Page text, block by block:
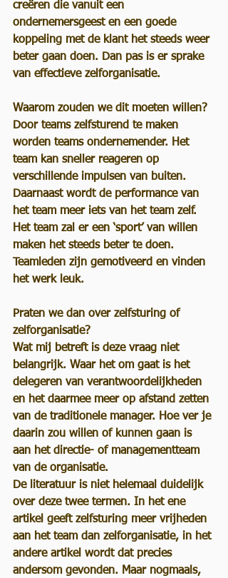
creëren die vanuit een
ondernemersgeest en een goede
koppeling met de klant het steeds weer
beter gaan doen. Dan pas is er sprake
van effectieve zelforganisatie.
Waarom zouden we dit moeten willen?
Door teams zelfsturend te maken
worden teams ondernemender. Het
team kan sneller reageren op
verschillende impulsen van buiten.
Daarnaast wordt de performance van
het team meer iets van het team zelf.
Het team zal er een ‘sport’ van willen
maken het steeds beter te doen.
Teamleden zijn gemotiveerd en vinden
het werk leuk.
Praten we dan over zelfsturing of
zelforganisatie?
Wat mij betreft is deze vraag niet
belangrijk. Waar het om gaat is het
delegeren van verantwoordelijkheden
en het daarmee meer op afstand zetten
van de traditionele manager. Hoe ver je
daarin zou willen of kunnen gaan is
aan het directie- of managementteam
van de organisatie.
De literatuur is niet helemaal duidelijk
over deze twee termen. In het ene
artikel geeft zelfsturing meer vrijheden
aan het team dan zelforganisatie, in het
andere artikel wordt dat precies
andersom gevonden. Maar nogmaals,